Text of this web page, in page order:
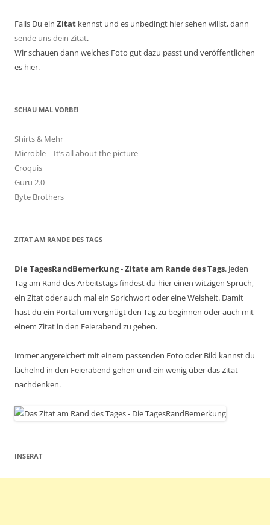
Falls Du ein Zitat kennst und es unbedingt hier sehen willst, dann
sende uns dein Zitat.
Wir schauen dann welches Foto gut dazu passt und veröffentlichen
es hier.
SCHAU MAL VORBEI
Shirts & Mehr
Microble – It’s all about the picture
Croquis
Guru 2.0
Byte Brothers
ZITAT AM RANDE DES TAGS
Die TagesRandBemerkung - Zitate am Rande des Tags. Jeden
Tag am Rand des Arbeitstags findest du hier einen witzigen Spruch,
ein Zitat oder auch mal ein Sprichwort oder eine Weisheit. Damit
hast du ein Portal um vergnügt den Tag zu beginnen oder auch mit
einem Zitat in den Feierabend zu gehen.
Immer angereichert mit einem passenden Foto oder Bild kannst du
lächelnd in den Feierabend gehen und ein wenig über das Zitat
nachdenken.
INSERAT